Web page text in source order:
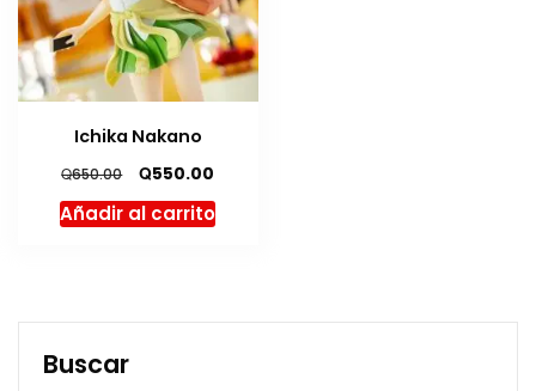
Ichika Nakano
Q650.00
El
precio
original
Q550.00
precio
actual
Añadir al carrito
Buscar